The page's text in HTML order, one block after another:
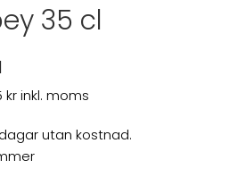
35 cl
kr inkl. moms
utan kostnad.